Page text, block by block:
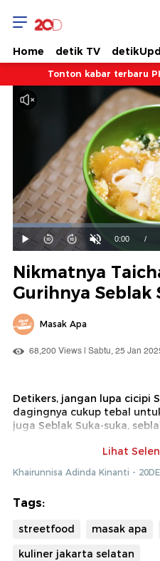
Home detik TV
Tonton kabar terbaru
Mainkan
Suara
Hidup
Waktu
ini
0:00 /
Dimuat:
19.87%
Nikmatnya
Gurihnya Seblak
Masak Apa
68,200 Views | Sabtu, 25 Jan
Detikers, jangan lupa cicipi
dagingnya cukup tebal
juga Seblak Suka-suka,
2.000. Ulasan selengkapnya
Lihat
Khairunnisa Adinda Kinanti -
Tags:
streetfood masak apa
kuliner jakarta selatan